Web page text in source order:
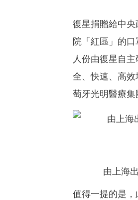
復星捐贈給中
院「紅區」的
人份由復星自
全、快速、高
萄牙光明醫療
由上海
值得一提的是